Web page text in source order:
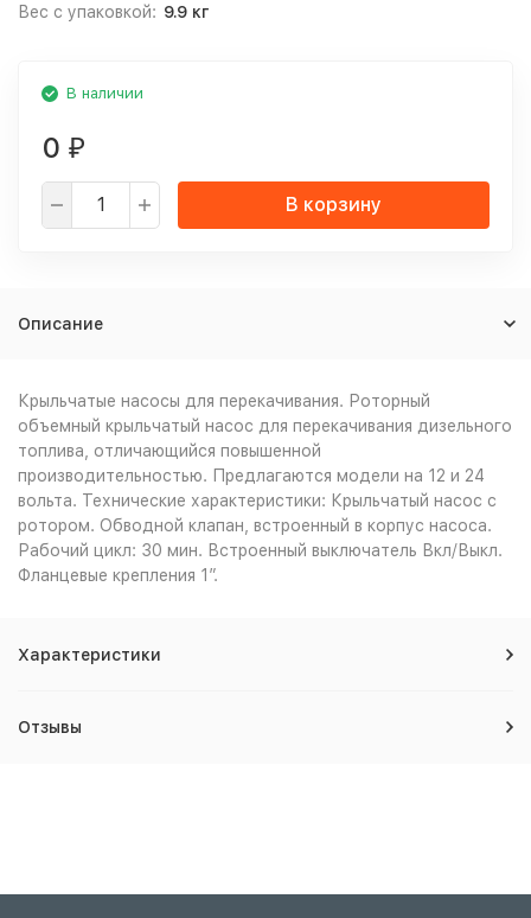
Вес с упаковкой: 9.9 кг
В наличии
0 ₽
В корзину
Описание
Крыльчатые насосы для перекачивания. Роторный
объемный крыльчатый насос для перекачивания дизельного
топлива, отличающийся повышенной
производительностью. Предлагаются модели на 12 и 24
вольта. Технические характеристики: Крыльчатый насос с
ротором. Обводной клапан, встроенный в корпус насоса.
Рабочий цикл: 30 мин. Встроенный выключатель Вкл/Выкл.
Фланцевые крепления 1”.
Характеристики
Отзывы